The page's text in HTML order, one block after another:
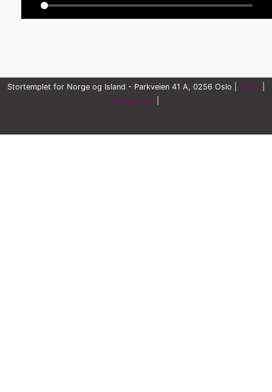
Stortemplet for Norge og Island - Parkveien 41 A, 0256 Oslo | Vilkår
Personvern